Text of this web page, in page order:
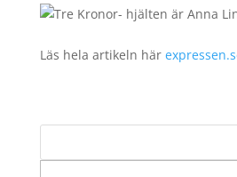
Läs hela artikeln här